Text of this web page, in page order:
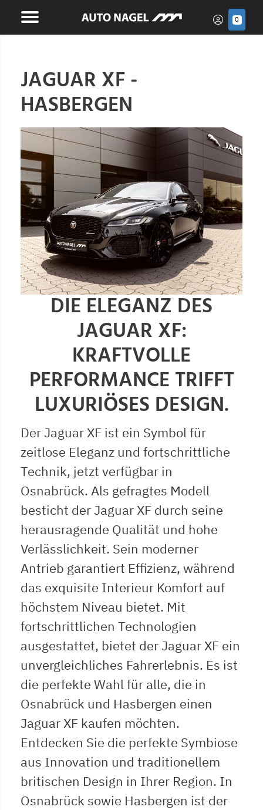
0
JAGUAR XF -
HASBERGEN
DIE ELEGANZ DES
JAGUAR XF:
KRAFTVOLLE
PERFORMANCE TRIFFT
LUXURIÖSES DESIGN.
Der Jaguar XF ist ein Symbol für
zeitlose Eleganz und fortschrittliche
Technik, jetzt verfügbar in
Osnabrück. Als gefragtes Modell
besticht der Jaguar XF durch seine
herausragende Qualität und hohe
Verlässlichkeit. Sein moderner
Antrieb garantiert Effizienz, während
das exquisite Interieur Komfort auf
höchstem Niveau bietet. Mit
fortschrittlichen Technologien
ausgestattet, bietet der Jaguar XF ein
unvergleichliches Fahrerlebnis. Es ist
die perfekte Wahl für alle, die in
Osnabrück und Hasbergen einen
Jaguar XF kaufen möchten.
Entdecken Sie die perfekte Symbiose
aus Innovation und traditionellem
britischen Design in Ihrer Region. In
Osnabrück sowie Hasbergen ist der